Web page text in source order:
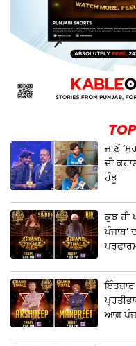
ਜਾਣੋਂ
ਦੀ
ਹੰਝੂ
ਕੁਝ ਹੀ
ਪੰਜਾਬ’
ਆਫ਼